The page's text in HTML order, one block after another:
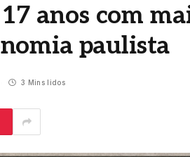
anos com
paulista
3 Mins lidos